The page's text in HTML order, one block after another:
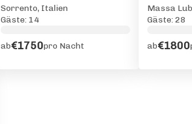
Sorrento, Italien
Gäste: 14
ab€1750pro Nacht
Massa
Gäste: 28
ab€1800